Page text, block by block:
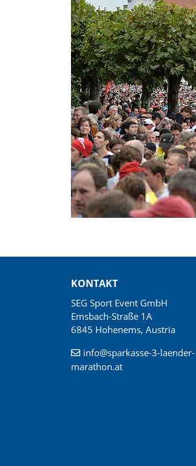
KONTAKT
SEG Sport Event GmbH
Emsbach-Straße 1A
6845 Hohenems, Austria
info@sparkasse-3-laender-
marathon.at